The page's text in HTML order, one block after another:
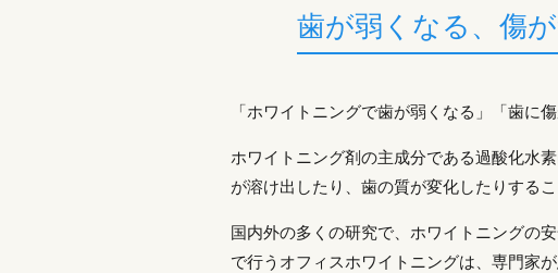
歯が弱くなる、傷
「ホワイトニングで歯が弱くなる」「歯に
ホワイトニング剤の主成分である過酸化水
が溶け出したり、歯の質が変化したりするこ
国内外の多くの研究で、ホワイトニングの
で行うオフィスホワイトニングは、専門家